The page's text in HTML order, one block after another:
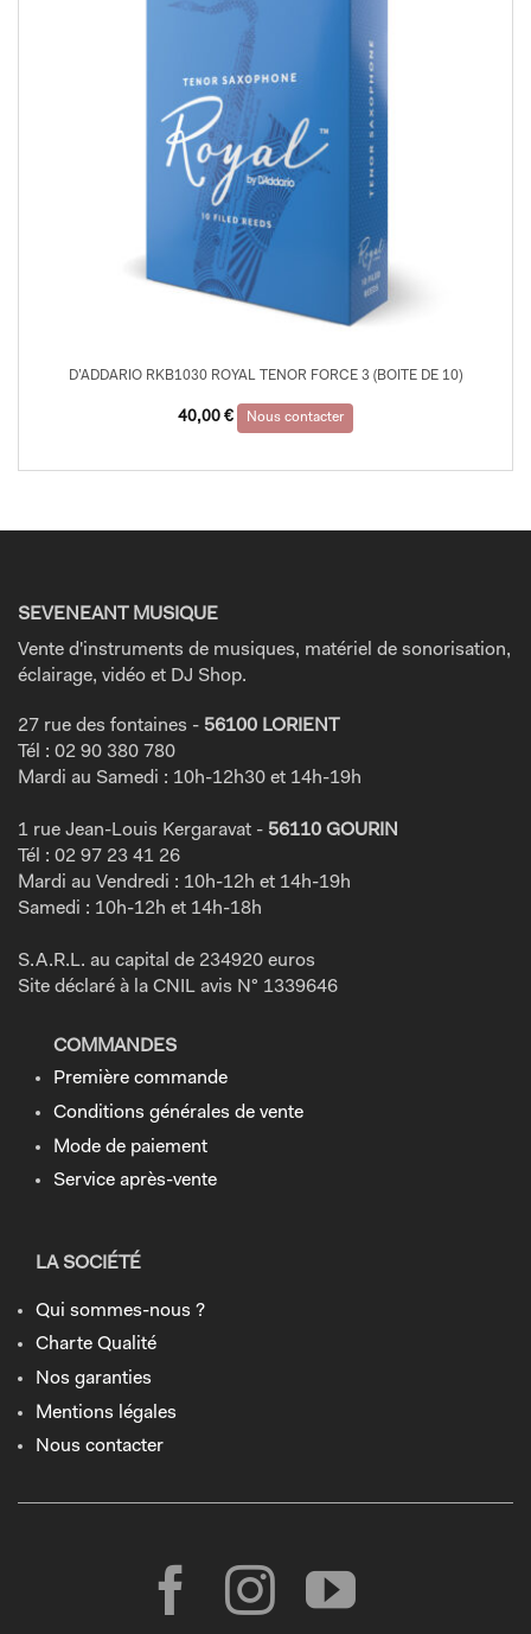
D’ADDARIO RKB1030 ROYAL TENOR FORCE 3 (BOITE DE 10)
40,00 € Nous contacter
SEVENEANT MUSIQUE
Vente d'instruments de musiques, matériel de sonorisation,
éclairage, vidéo et DJ Shop.
27 rue des fontaines - 56100 LORIENT
Tél : 02 90 380 780
Mardi au Samedi : 10h-12h30 et 14h-19h
1 rue Jean-Louis Kergaravat - 56110 GOURIN
Tél : 02 97 23 41 26
Mardi au Vendredi : 10h-12h et 14h-19h
Samedi : 10h-12h et 14h-18h
S.A.R.L. au capital de 234920 euros
Site déclaré à la CNIL avis N° 1339646
COMMANDES
Première commande
Conditions générales de vente
Mode de paiement
Service après-vente
LA SOCIÉTÉ
Qui sommes-nous ?
Charte Qualité
Nos garanties
Mentions légales
Nous contacter